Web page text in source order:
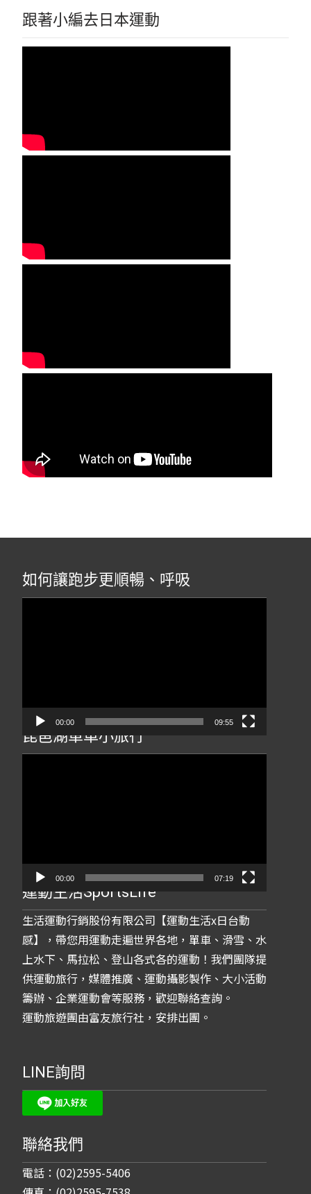
跟著小編去日本運動
如何讓跑步更順暢、呼吸
00:00 09:55
琵琶湖單車小旅行
00:00 07:19
運動生活SportsLife
生活運動行銷股份有限公司【運動生活x日台動
感】，帶您用運動走遍世界各地，單車、滑雪、水
上水下、馬拉松、登山各式各的運動！我們團隊提
供運動旅行，媒體推廣、運動攝影製作、大小活動
籌辦、企業運動會等服務，歡迎聯絡查詢。
運動旅遊團由富友旅行社，安排出團。
LINE詢問
聯絡我們
電話：(02)2595-5406